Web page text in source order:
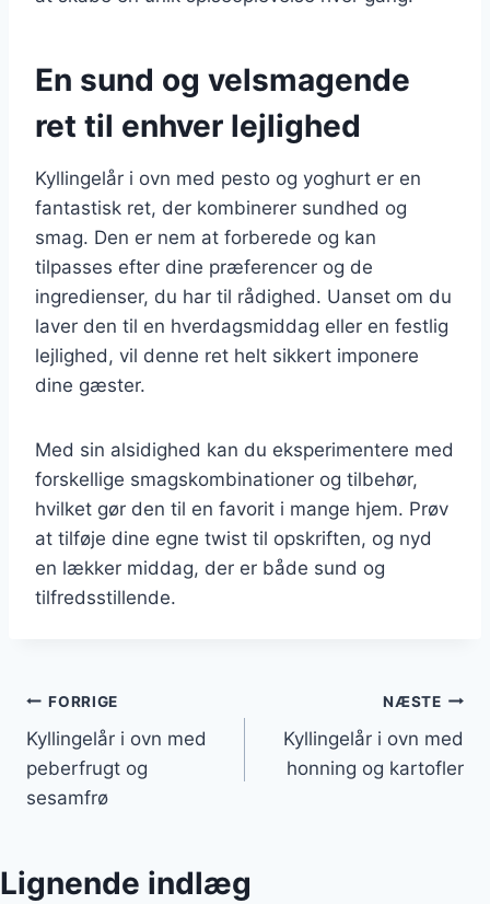
En sund og velsmagende
ret til enhver lejlighed
Kyllingelår i ovn med pesto og yoghurt er en
fantastisk ret, der kombinerer sundhed og
smag. Den er nem at forberede og kan
tilpasses efter dine præferencer og de
ingredienser, du har til rådighed. Uanset om du
laver den til en hverdagsmiddag eller en festlig
lejlighed, vil denne ret helt sikkert imponere
dine gæster.
Med sin alsidighed kan du eksperimentere med
forskellige smagskombinationer og tilbehør,
hvilket gør den til en favorit i mange hjem. Prøv
at tilføje dine egne twist til opskriften, og nyd
en lækker middag, der er både sund og
tilfredsstillende.
Indlægsnavigation
FORRIGE
Kyllingelår i ovn med
peberfrugt og
sesamfrø
NÆSTE
Kyllingelår i ovn med
honning og kartofler
Lignende indlæg